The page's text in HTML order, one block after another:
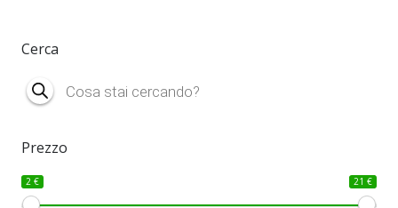
Cerca
Products
search
Prezzo
2 € 21 €